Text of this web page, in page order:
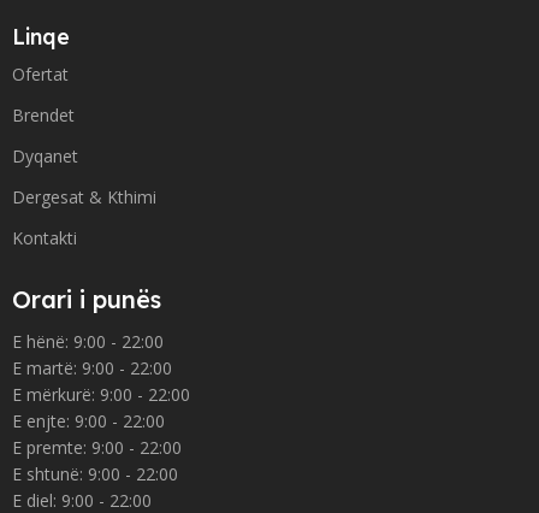
Linqe
Ofertat
Brendet
Dyqanet
Dergesat & Kthimi
Kontakti
Orari i punës
E hënë: 9:00 - 22:00
E martë: 9:00 - 22:00
E mërkurë: 9:00 - 22:00
E enjte: 9:00 - 22:00
E premte: 9:00 - 22:00
E shtunë: 9:00 - 22:00
E diel: 9:00 - 22:00